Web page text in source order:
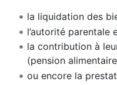
la liquidation des
l’autorité parentale
la contribution à
(pension
ou encore la